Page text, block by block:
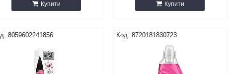
Купити Купити
8059602241856 8720181830723